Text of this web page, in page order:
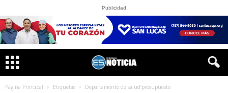
Publicidad
Página Principal Etiquetas Departamento de salud’presupuesto